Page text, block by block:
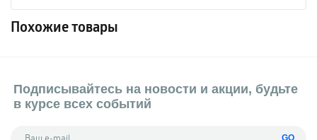
Похожие товары
Подписывайтесь на новости и акции, будьте
в курсе всех событий
GO